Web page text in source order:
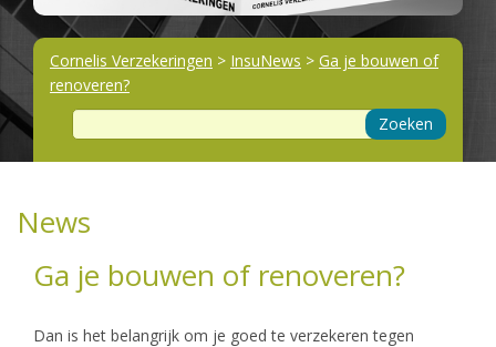
Cornelis Verzekeringen > InsuNews > Ga je bouwen of
renoveren?
Zoeken
News
Ga je bouwen of renoveren?
Dan is het belangrijk om je goed te verzekeren tegen